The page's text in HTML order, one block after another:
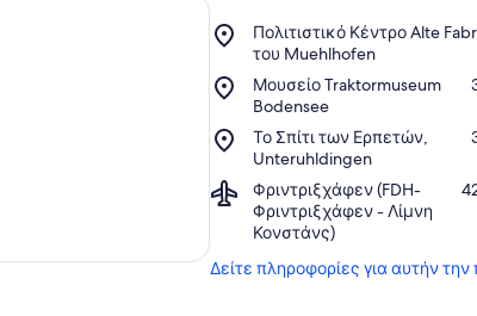
Πολιτιστικό Κέντρο Alte
του Muehlhofen
Place,
Πολιτιστικό
Κέντρο
Alte
Fabrik
του
Muehlhofen
Μουσείο Traktormuseum
Bodensee
Place,
Μουσείο
Traktormuseum
Bodensee
Το Σπίτι των Ερπετών,
Unteruhldingen
Place,
Το
Σπίτι
των
Ερπετών,
Unteruhldingen
Φριντριξχάφεν (FDH-
Φριντριξχάφεν - Λίμνη
Κονστάνς)
Airport,
Φριντριξχάφεν
(FDH-
-
Δείτε πληροφορίες για αυτήν την